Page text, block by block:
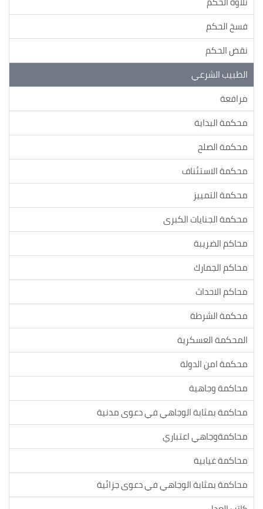
فسخ الحكم
نقض الحكم
الطبيب الشرعي
مرافعة
محكمة البداية
محكمة الصلح
محكمة الاستئناف
محكمة التمييز
محكمة الجنايات الكبرى
محاكم الضريبة
محاكم الجمارك
محاكم الاحداث
محكمة الشرطة
المحكمة العسكرية
محكمة امن الدولة
محاكمة وجاهية
محاكمة بمثابة الوجاهي في دعوى مدنية
محاكمةوجاهي اعتباري
محاكمة غيابية
محاكمة بمثابة الوجاهي في دعوى جزائية